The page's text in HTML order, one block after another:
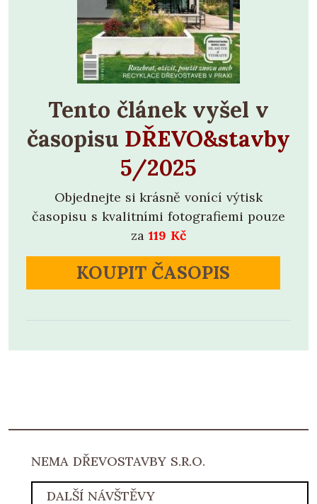
Tento článek vyšel v
časopisu DŘEVO&stavby
5/2025
Objednejte si krásně vonící výtisk
časopisu s kvalitními fotografiemi pouze
za 119 Kč
KOUPIT ČASOPIS
NEMA DŘEVOSTAVBY S.R.O.
DALŠÍ NÁVŠTĚVY